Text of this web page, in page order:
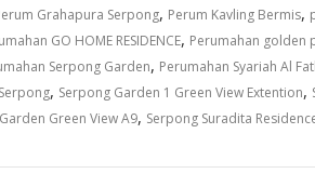
Grahapura Serpong, Perum Kavling Bermis,
GO HOME RESIDENCE, Perumahan golden
Serpong Garden, Perumahan Syariah Al
, Serpong Garden 1 Green View Extention,
Green View A9, Serpong Suradita